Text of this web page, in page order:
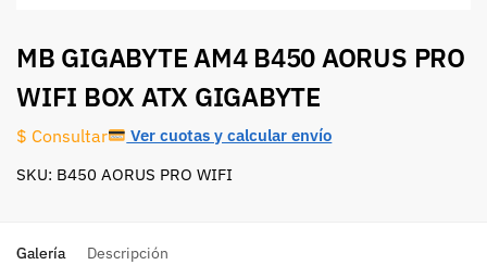
MB GIGABYTE AM4 B450 AORUS PRO
WIFI BOX ATX GIGABYTE
$ Consultar Ver cuotas y calcular envío
SKU: B450 AORUS PRO WIFI
Galería Descripción